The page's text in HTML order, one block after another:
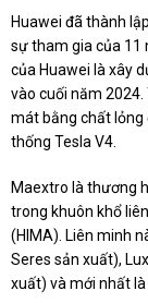
Huawei đã thành
sự tham gia của 11
của Huawei là xây
vào cuối năm
mát bằng chất lỏng
thống Tesla V4.
Maextro là thương
trong khuôn khổ
(HIMA). Liên minh
Seres sản xuất),
xuất) và mới nhất